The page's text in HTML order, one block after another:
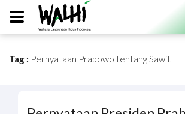
Search...
Tag : Pernyataan Prabowo tentang Sawit